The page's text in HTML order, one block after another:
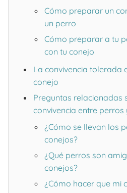
Cómo preparar un
un perro
Cómo preparar a tu
con tu conejo
La convivencia tolerada
conejo
Preguntas relacionadas
convivencia entre perros
¿Cómo se llevan los
conejos?
¿Qué perros son
conejos?
¿Cómo hacer que mi